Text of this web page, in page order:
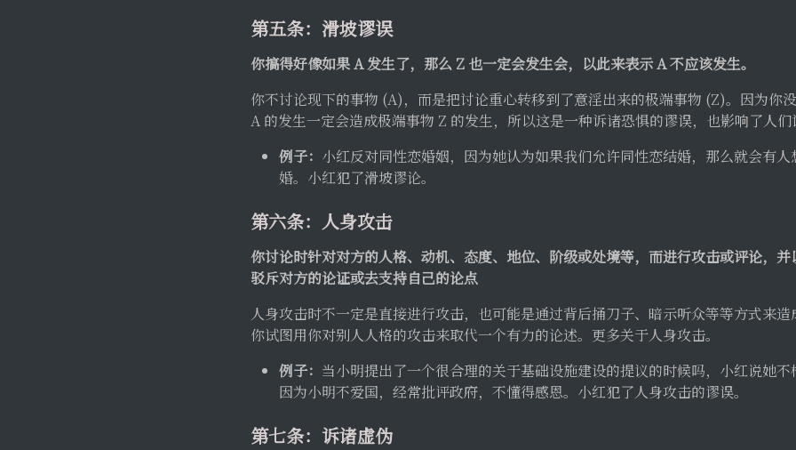
第五条：滑坡谬误
你搞得好像如果 A 发生了，那么 Z 也一定会发生会，以此来表示 A 不应该发生。
你不讨论现下的事物 (A)，而是把讨论重心转移到了意淫出来的极端事物 (Z)。因为你
A 的发生一定会造成极端事物 Z 的发生，所以这是一种诉诸恐惧的谬误，也影响了人
例子： 小红反对同性恋婚姻，因为她认为如果我们允许同性恋结婚，那么就会有
婚。小红犯了滑坡谬论。
第六条：人身攻击
你讨论时针对对方的人格、动机、态度、地位、阶级或处境等，而进行攻击或评论，
驳斥对方的论证或去支持自己的论点
人身攻击时不一定是直接进行攻击，也可能是通过背后捅刀子、暗示听众等等方式来
你试图用你对别人人格的攻击来取代一个有力的论述。更多关于人身攻击。
例子： 当小明提出了一个很合理的关于基础设施建设的提议的时候吗，小红说她
因为小明不爱国，经常批评政府，不懂得感恩。小红犯了人身攻击的谬误。
第七条：诉诸虚伪